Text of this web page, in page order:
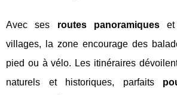
Avec ses routes panoramiqueset
villages, la zone encourage des
pied ou à vélo. Les itinéraires
naturels et historiques, parfaits